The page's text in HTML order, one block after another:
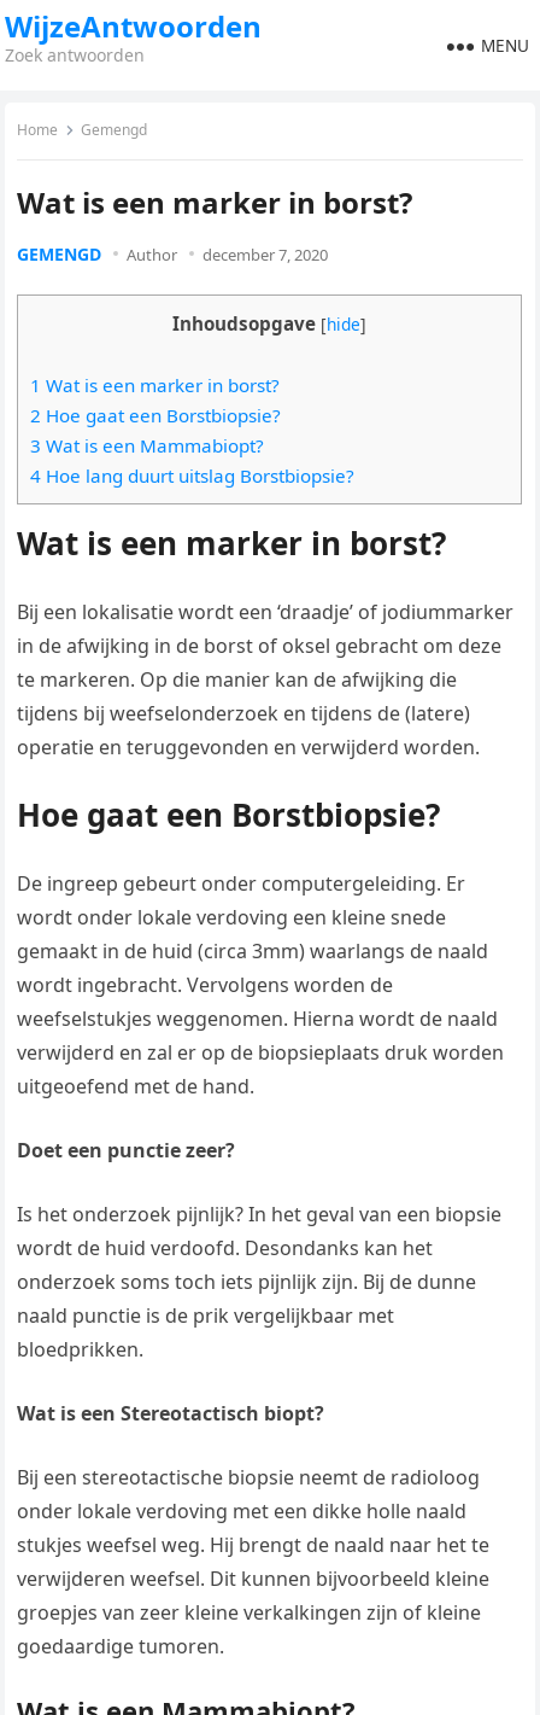
WijzeAntwoorden
Zoek antwoorden MENU
Home Gemengd
Wat is een marker in borst?
GEMENGD Author december 7, 2020
Inhoudsopgave [hide]
1 Wat is een marker in borst?
2 Hoe gaat een Borstbiopsie?
3 Wat is een Mammabiopt?
4 Hoe lang duurt uitslag Borstbiopsie?
Wat is een marker in borst?
Bij een lokalisatie wordt een ‘draadje’ of jodiummarker
in de afwijking in de borst of oksel gebracht om deze
te markeren. Op die manier kan de afwijking die
tijdens bij weefselonderzoek en tijdens de (latere)
operatie en teruggevonden en verwijderd worden.
Hoe gaat een Borstbiopsie?
De ingreep gebeurt onder computergeleiding. Er
wordt onder lokale verdoving een kleine snede
gemaakt in de huid (circa 3mm) waarlangs de naald
wordt ingebracht. Vervolgens worden de
weefselstukjes weggenomen. Hierna wordt de naald
verwijderd en zal er op de biopsieplaats druk worden
uitgeoefend met de hand.
Doet een punctie zeer?
Is het onderzoek pijnlijk? In het geval van een biopsie
wordt de huid verdoofd. Desondanks kan het
onderzoek soms toch iets pijnlijk zijn. Bij de dunne
naald punctie is de prik vergelijkbaar met
bloedprikken.
Wat is een Stereotactisch biopt?
Bij een stereotactische biopsie neemt de radioloog
onder lokale verdoving met een dikke holle naald
stukjes weefsel weg. Hij brengt de naald naar het te
verwijderen weefsel. Dit kunnen bijvoorbeeld kleine
groepjes van zeer kleine verkalkingen zijn of kleine
goedaardige tumoren.